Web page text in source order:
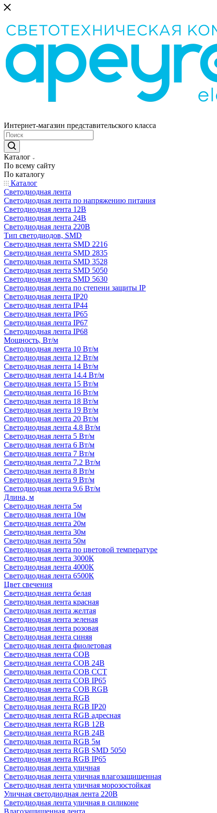
Интернет-магазин представительского класса
Каталог
По всему сайту
По каталогу
Каталог
Светодиодная лента
Светодиодная лента по напряжению питания
Светодиодная лента 12В
Светодиодная лента 24В
Светодиодная лента 220В
Тип светодиодов, SMD
Cветодиодная лента SMD 2216
Светодиодная лента SMD 2835
Светодиодная лента SMD 3528
Светодиодная лента SMD 5050
Светодиодная лента SMD 5630
Светодиодная лента по степени защиты IP
Светодиодная лента IP20
Светодиодная лента IP44
Светодиодная лента IP65
Светодиодная лента IP67
Светодиодная лента IP68
Мощность, Вт/м
Светодиодная лента 10 Вт/м
Светодиодная лента 12 Вт/м
Светодиодная лента 14 Вт/м
Светодиодная лента 14.4 Вт/м
Светодиодная лента 15 Вт/м
Светодиодная лента 16 Вт/м
Светодиодная лента 18 Вт/м
Светодиодная лента 19 Вт/м
Светодиодная лента 20 Вт/м
Светодиодная лента 4.8 Вт/м
Светодиодная лента 5 Вт/м
Светодиодная лента 6 Вт/м
Светодиодная лента 7 Вт/м
Светодиодная лента 7.2 Вт/м
Светодиодная лента 8 Вт/м
Светодиодная лента 9 Вт/м
Светодиодная лента 9.6 Вт/м
Длина, м
Светодиодная лента 5м
Светодиодная лента 10м
Светодиодная лента 20м
Светодиодная лента 30м
Светодиодная лента 50м
Светодиодная лента по цветовой температуре
Светодиодная лента 3000К
Светодиодная лента 4000К
Светодиодная лента 6500К
Цвет свечения
Светодиодная лента белая
Светодиодная лента красная
Светодиодная лента желтая
Светодиодная лента зеленая
Светодиодная лента розовая
Светодиодная лента синяя
Светодиодная лента фиолетовая
Светодиодная лента COB
Светодиодная лента COB 24В
Светодиодная лента COB CCT
Светодиодная лента COB IP65
Светодиодная лента COB RGB
Светодиодная лента RGB
Светодиодная лента RGB IP20
Светодиодная лента RGB адресная
Светодиодная лента RGB 12В
Светодиодная лента RGB 24В
Светодиодная лента RGB 5м
Светодиодная лента RGB SMD 5050
Светодиодная лента RGB IP65
Светодиодная лента уличная
Светодиодная лента уличная влагозащищенная
Светодиодная лента уличная морозостойкая
Уличная светодиодная лента 220В
Светодиодная лента уличная в силиконе
Влагозащищенная лента